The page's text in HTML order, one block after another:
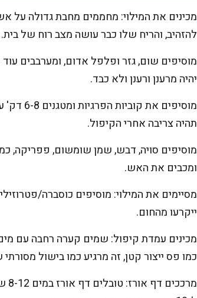
להזהיב, והריח שלו כבר עושה מצב רוח של בית.
יהיה מרענן ורענן ולא כבד.
תהיה צריבה אחרי הקיפול.
ומכבים את האש.
ייקרעו מהחום.
מכינים עמדת קיפול: שמים קערה רחבה עם
כמו פס ייצור קטן, זה מרגיע כמו בישול